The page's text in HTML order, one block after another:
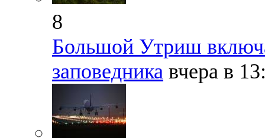
8
Большой Утриш
заповедника вчера в